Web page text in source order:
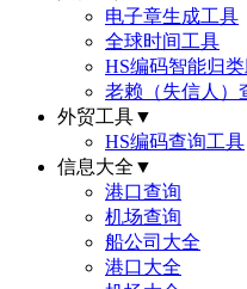
电子章生成工具
全球时间工具
HS编码智能归
老赖（失信人）
外贸工具▼
HS编码查询工具
信息大全 ▼
港口查询
机场查询
船公司大全
港口大全